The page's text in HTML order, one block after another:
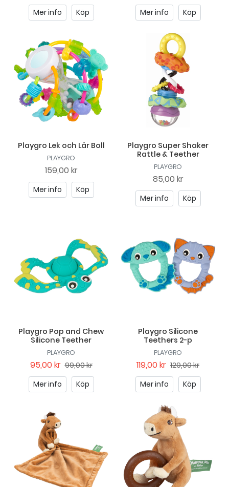
Mer info
Köp
Mer info
Köp
Playgro Lek och Lär Boll
PLAYGRO
159,00 kr
Mer info Köp
Playgro Super Shaker
Rattle & Teether
PLAYGRO
85,00 kr
Mer info Köp
Playgro Pop and Chew
Silicone Teether
PLAYGRO
95,00 kr 99,00 kr
Mer info
Köp
Playgro Silicone
Teethers 2-p
PLAYGRO
119,00 kr 129,00 kr
Mer info
Köp